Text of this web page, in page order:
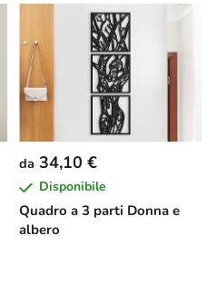
Quadro a 3 parti Donna e
albero
da 34,10 €
Disponibile